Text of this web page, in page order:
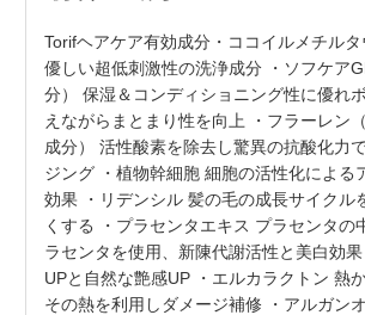
Torifヘアケア有効成分・ココイルメチル
優しい超低刺激性の洗浄成分 ・ソフケア
分） 保湿＆コンディショニング性に優れ
えながらまとまり性を向上 ・フラーレン
成分） 活性酸素を除去し驚異の抗酸化力
ジング ・植物幹細胞 細胞の活性化による
効果 ・リデンシル 髪の毛の成長サイクル
くする ・プラセンタエキス プラセンタの
ラセンタを使用、新陳代謝活性と美白効
UPと自然な艶感UP ・エルカラクトン 熱
その熱を利用しダメージ補修 ・アルガン